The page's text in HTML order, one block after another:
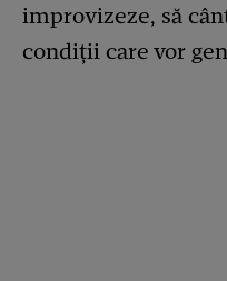
improvizeze, să
condiții care vor